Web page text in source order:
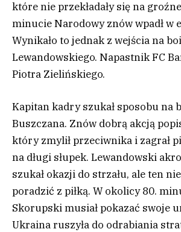
które nie przekładały się na
minucie Narodowy znów wpadł w
Wynikało to jednak z wejścia na
Lewandowskiego. Napastnik FC
Piotra Zielińskiego.
Kapitan kadry szukał sposobu na
Buszczana. Znów dobrą akcją
który zmylił przeciwnika i zagrał
na długi słupek. Lewandowski
szukał okazji do strzału, ale ten
poradzić z piłką. W okolicy 80.
Skorupski musiał pokazać swoje
Ukraina ruszyła do odrabiania